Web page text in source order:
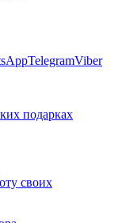
TelegramViber
подарках
своих